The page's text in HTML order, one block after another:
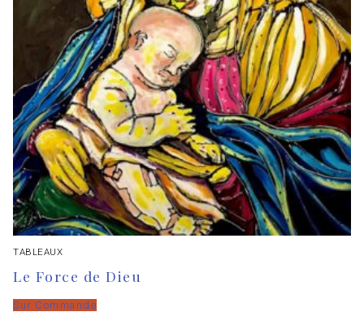
TABLEAUX
Le Force de Dieu
Sur Commande